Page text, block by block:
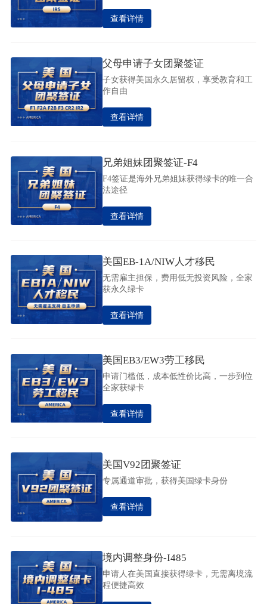
查看详情
父母申请子女团聚签证
子女获得美国永久居留权，享受教育和工
作自由
查看详情
兄弟姐妹团聚签证-F4
F4签证是海外兄弟姐妹获得绿卡的唯一合
法途径
查看详情
美国EB-1A/NIW人才移民
无需雇主担保，费用低无投资风险，全家
获永久绿卡
查看详情
美国EB3/EW3劳工移民
申请门槛低，成本低性价比高，一步到位
全家获绿卡
查看详情
美国V92团聚签证
专属通道审批，获得美国绿卡身份
查看详情
境内调整身份-I485
申请人在美国直接获得绿卡，无需离境流
程便捷高效